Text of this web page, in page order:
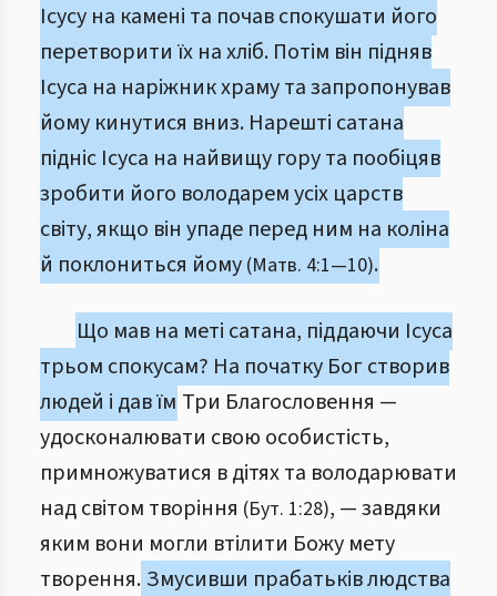
Ісусу на камені та почав спокушати його
перетворити їх на хліб. Потім він підняв
Ісуса на наріжник храму та запропонував
йому кинутися вниз. Нарешті сатана
підніс Ісуса на найвищу гору та пообіцяв
зробити його володарем усіх царств
світу, якщо він упаде перед ним на коліна
й поклониться йому (Матв. 4:1—10).
Що мав на меті сатана, піддаючи Ісуса
трьом спокусам? На початку Бог створив
людей і дав їм Три Благословення —
удосконалювати свою особистість,
примножуватися в дітях та володарювати
над світом творіння (Бут. 1:28), — завдяки
яким вони могли втілити Божу мету
творення. Змусивши прабатьків людства